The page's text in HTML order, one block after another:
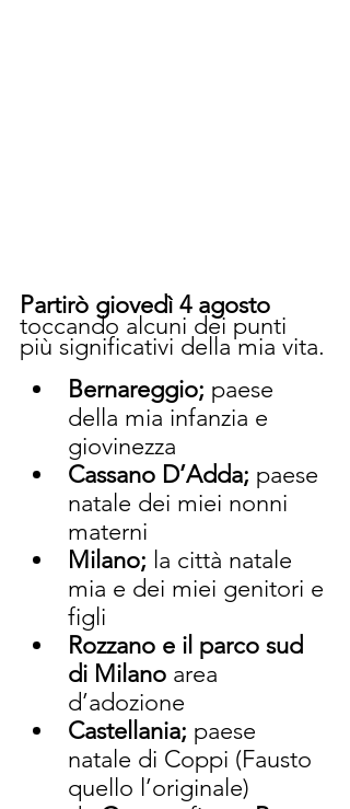
Partirò giovedì 4 agosto
toccando alcuni dei punti
più significativi della mia vita.
Bernareggio; paese
della mia infanzia e
giovinezza
Cassano D’Adda; paese
natale dei miei nonni
materni
Milano; la città natale
mia e dei miei genitori e
figli
Rozzano e il parco sud
di Milano area
d’adozione
Castellania; paese
natale di Coppi (Fausto
quello l’originale)